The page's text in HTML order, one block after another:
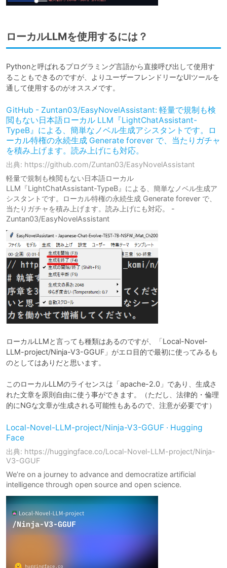
ローカルLLMを使用するには？
Pythonと呼ばれるプログラミング言語から直接呼び出して使用す
ることもできるのですが、よりユーザーフレンドリーなUIツールを
通して使用するのがオススメです。
GitHub - Zuntan03/EasyNovelAssistant: 軽量で規制も検
閲もない日本語ローカル LLM『LightChatAssistant-
TypeB』による、簡単なノベル生成アシスタントです。ロ
ーカル特権の永続生成 Generate forever で、当たりガチャ
を積み上げます。読み上げにも対応。
出典: https://github.com/Zuntan03/EasyNovelAssistant
軽量で規制も検閲もない日本語ローカル
LLM『LightChatAssistant-TypeB』による、簡単なノベル生成ア
シスタントです。ローカル特権の永続生成 Generate forever で、
当たりガチャを積み上げます。読み上げにも対応。 -
Zuntan03/EasyNovelAssistant
ローカルLLMと言っても種類はあるのですが、「Local-Novel-
LLM-project/Ninja-V3-GGUF」がエロ目的で最初に使ってみるも
のとしてはありだと思います。
このローカルLLMのライセンスは「apache-2.0」であり、生成さ
れた文章を原則自由に使う事ができます。（ただし、法律的・倫理
的にNGな文章が生成される可能性もあるので、注意が必要です）
Local-Novel-LLM-project/Ninja-V3-GGUF · Hugging
Face
出典: https://huggingface.co/Local-Novel-LLM-project/Ninja-
V3-GGUF
We’re on a journey to advance and democratize artificial
intelligence through open source and open science.